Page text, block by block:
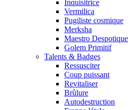
Inquisitrice
Vermilica
Pugiliste cosmique
Merksha
Maestro Despotique
Golem Primitif
Talents & Badges
Ressusciter
Coup puissant
Revitaliser
Brûlure
Autodestruction